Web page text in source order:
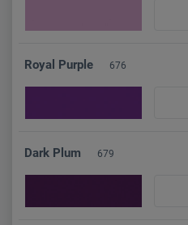
Royal Purple 676
Dark Plum 679